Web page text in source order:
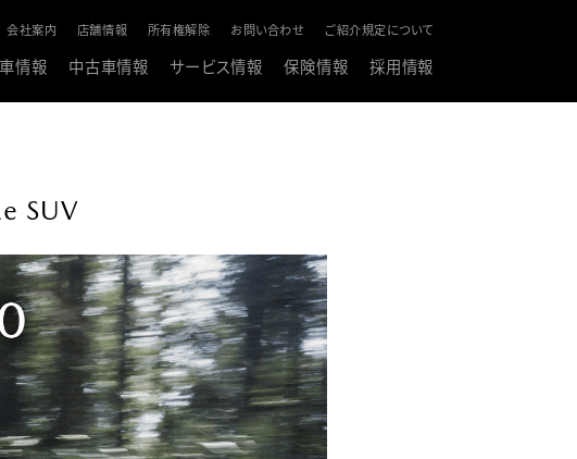
会社案内 店舗情報 所有権解除 お問い合わせ ご紹介規定について
情報 中古車情報 サービス情報 保険情報 採用情報
SUV